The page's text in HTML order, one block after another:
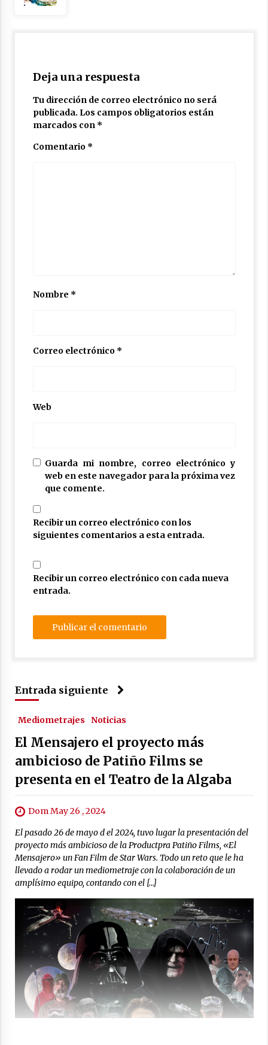
Deja una respuesta
Tu dirección de correo electrónico no será
publicada. Los campos obligatorios están
marcados con *
Comentario *
Nombre *
Correo electrónico *
Web
Guarda mi nombre, correo electrónico y
web en este navegador para la próxima vez
que comente.
Recibir un correo electrónico con los
siguientes comentarios a esta entrada.
Recibir un correo electrónico con cada nueva
entrada.
Entrada siguiente
Mediometrajes Noticias
El Mensajero el proyecto más
ambicioso de Patiño Films se
presenta en el Teatro de la Algaba
Dom May 26 , 2024
El pasado 26 de mayo d el 2024, tuvo lugar la presentación del
proyecto más ambicioso de la Productpra Patiño Films, «El
Mensajero» un Fan Film de Star Wars. Todo un reto que le ha
llevado a rodar un mediometraje con la colaboración de un
amplísimo equipo, contando con el […]